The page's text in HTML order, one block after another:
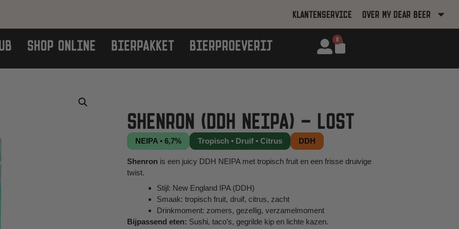
KLANTENSERVICE OVER MY DEAR BEER
SHOP ONLINE BIERPAKKET BIERPROEVERIJ 0
SHENRON (DDH NEIPA) – LOST
NEIPA • 6,7% Tropisch • Druif • Citrus DDH
Shenron is een juicy DDH NEIPA met tropisch fruit en een frisse druivige
twist.
Stijl: New England IPA (DDH)
Smaak: tropisch fruit, druif, citrus, zacht
Drinkmoment: zomers, gezellig, verzamelmoment
Bijpassend eten: Sushi, taco’s, gegrilde kip en lichte kazen.